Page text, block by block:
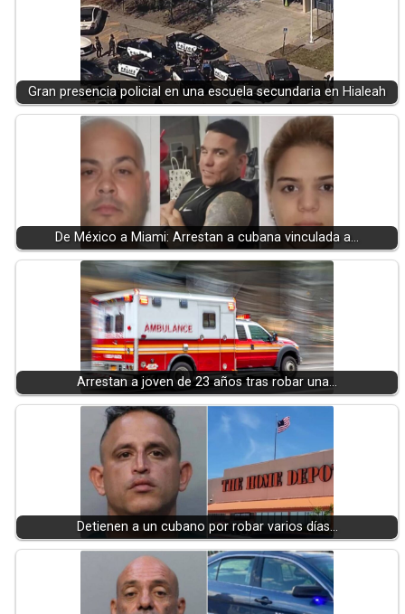
Gran presencia policial en una escuela secundaria en Hialeah
De México a Miami: Arrestan a cubana vinculada a…
Arrestan a joven de 23 años tras robar una…
Detienen a un cubano por robar varios días…